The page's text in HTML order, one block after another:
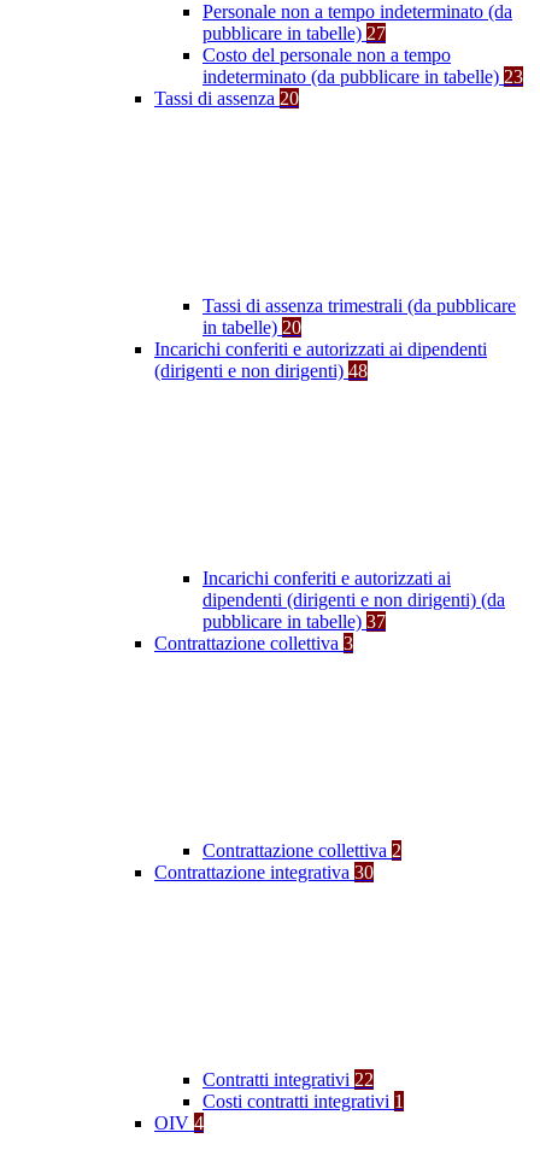
Personale non a tempo indeterminato (da
pubblicare in tabelle) 27
Costo del personale non a tempo
indeterminato (da pubblicare in tabelle) 23
Tassi di assenza 20
Tassi di assenza trimestrali (da pubblicare
in tabelle) 20
Incarichi conferiti e autorizzati ai dipendenti
(dirigenti e non dirigenti) 48
Incarichi conferiti e autorizzati ai
dipendenti (dirigenti e non dirigenti) (da
pubblicare in tabelle) 37
Contrattazione collettiva 3
Contrattazione collettiva 2
Contrattazione integrativa 30
Contratti integrativi 22
Costi contratti integrativi 1
OIV 4